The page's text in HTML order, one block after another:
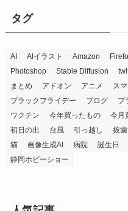
タグ
AI AIイラスト Amazon
Photoshop
Stable Diffusion
まとめ
アドオン アニメ ス
ブラックフライデー
ブログ プ
ワクチン
今年買ったもの 今月
初日の出
台風 引っ越し 抜歯
猫
画像生成AI 病院 誕生日
静岡ホビーショー